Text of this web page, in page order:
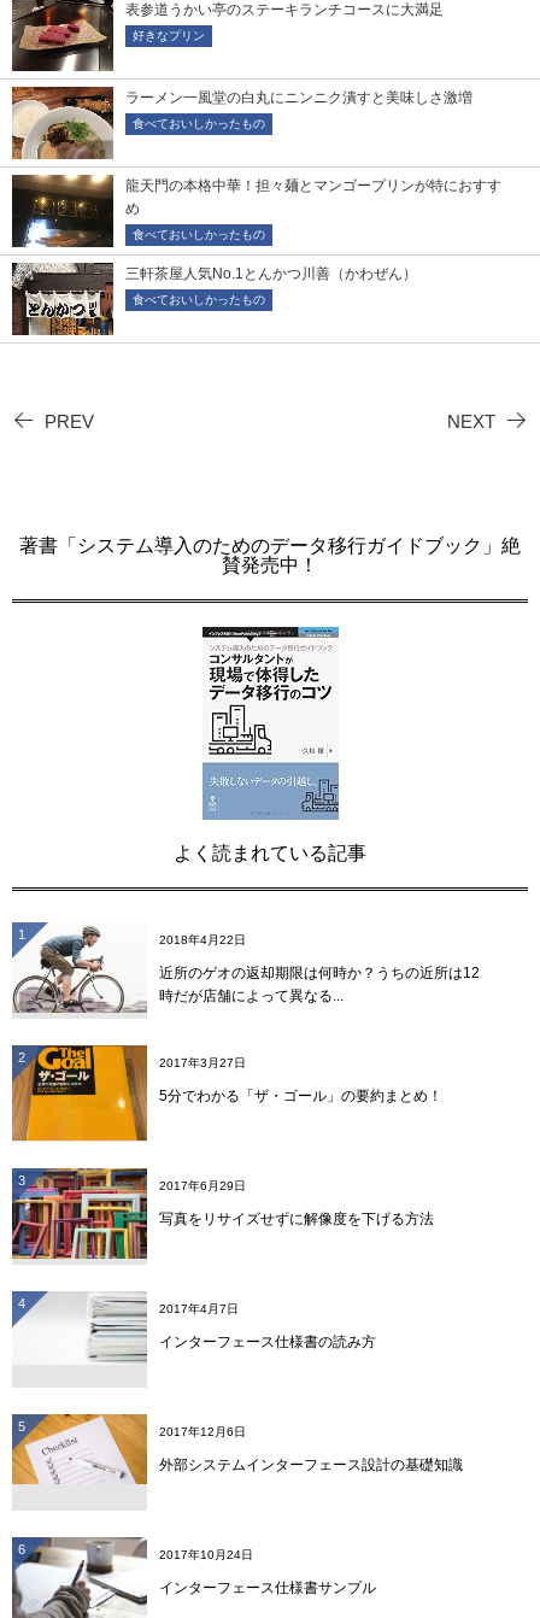
表参道うかい亭のステーキランチコースに大満足
好きなプリン
ラーメン一風堂の白丸にニンニク潰すと美味しさ激増
食べておいしかったもの
龍天門の本格中華！担々麺とマンゴープリンが特におすす
め
食べておいしかったもの
三軒茶屋人気No.1とんかつ川善（かわぜん）
食べておいしかったもの
PREV NEXT
著書「システム導入のためのデータ移行ガイドブック」絶
賛発売中！
よく読まれている記事
1 2018年4月22日
近所のゲオの返却期限は何時か？うちの近所は12
時だが店舗によって異なる...
2 2017年3月27日
5分でわかる「ザ・ゴール」の要約まとめ！
3 2017年6月29日
写真をリサイズせずに解像度を下げる方法
4 2017年4月7日
インターフェース仕様書の読み方
5 2017年12月6日
外部システムインターフェース設計の基礎知識
6 2017年10月24日
インターフェース仕様書サンプル